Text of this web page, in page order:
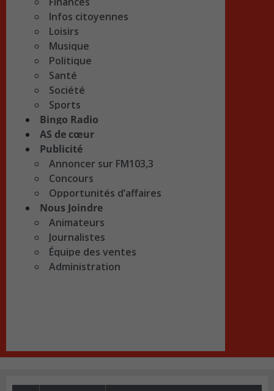
Infos citoyennes
Loisirs
Musique
Politique
Santé
Société
Sports
Bingo Radio
AS de cœur
Publicité
Annoncer sur FM103,3
Concours
Opportunités d’affaires
Nous Joindre
Animateurs
Journalistes
Équipe des ventes
Administration